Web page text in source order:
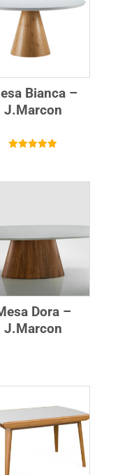
Bianca –
J.Marcon
Dora –
J.Marcon